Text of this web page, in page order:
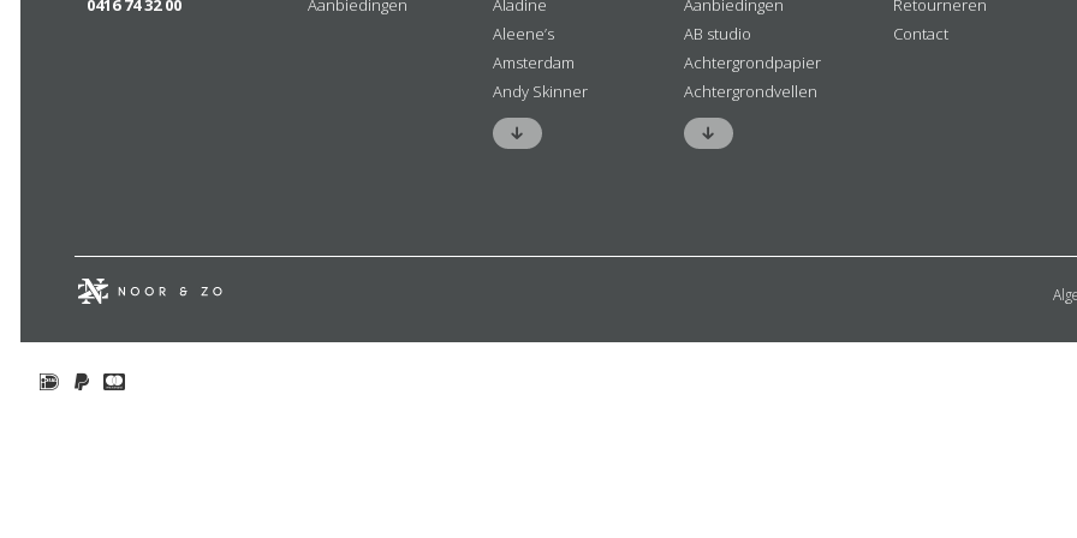
0416 74 32 00
Aanbiedingen
Aladine
Aleene’s
Amsterdam
Andy Skinner
Aanbiedingen
AB studio
Achtergrondpapier
Achtergrondvellen
Retourneren
Contact